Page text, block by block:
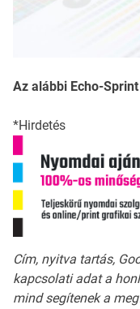
Az alábbi Echo-
*Hirdetés
Cím, nyitva tartás,
kapcsolati adat a
mind segítenek a